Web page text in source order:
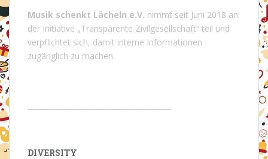
Musik schenkt Lächeln e.V. nimmt seit Juni 2018 an
der Initiative „Transparente Zivilgesellschaft“ teil und
verpflichtet sich, damit interne Informationen
zugänglich zu machen.
DIVERSITY